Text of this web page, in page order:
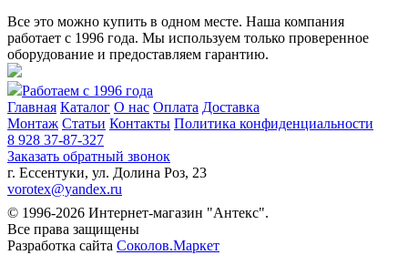
Все это можно купить в одном месте. Наша компания
работает с 1996 года. Мы используем только проверенное
оборудование и предоставляем гарантию.
Работаем с 1996 года
Главная Каталог О нас Оплата Доставка
Монтаж Статьи Контакты Политика конфиденциальности
8 928 37-87-327
Заказать обратный звонок
г. Ессентуки, ул. Долина Роз, 23
vorotex@yandex.ru
© 1996-2026 Интернет-магазин "Антекс".
Все права защищены
Разработка сайта Соколов.Маркет